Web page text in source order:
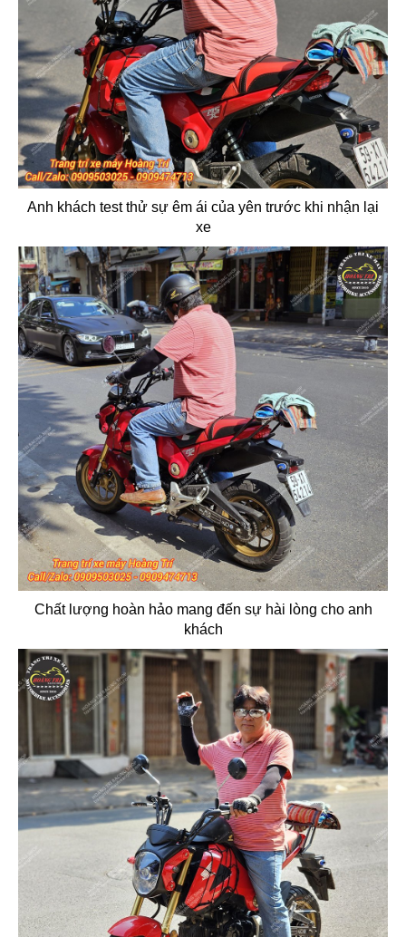
Anh khách test thử sự êm ái của yên trước khi nhận lại
xe
Chất lượng hoàn hảo mang đến sự hài lòng cho anh
khách